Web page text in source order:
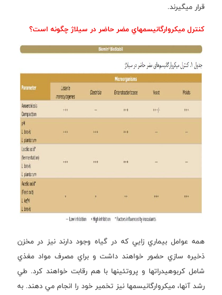
قرار ميگيرند.
كنترل ميكروارگانيسمهاي مضر حاضر در سيلاژ چگونه است؟
همه عوامل بيماري زايي كه در گياه وجود دارند نيز در مخزن
ذخيره سازي حضور خواهند داشت و براي مصرف مواد مغذي
شامل كربوهيدراتها و پروتئينها با هم رقابت خواهند كرد. طي
رشد آنها، ميكروارگانيسمها نيز تخمير خود را انجام مي دهند. به